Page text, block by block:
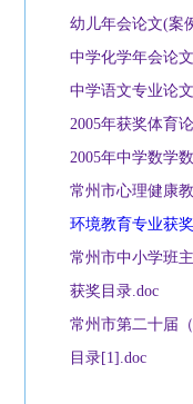
幼儿年会论文(案
中学化学年会论
中学语文专业论
2005年获奖体育
2005年中学数学
常州市心理健康
环境教育专业获
常州市中小学班
获奖目录.doc
常州市第二十届
目录[1].doc